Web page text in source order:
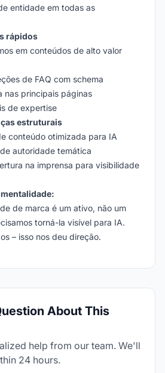
entidade em todas as
rápidos
em conteúdos de alto valor
de FAQ com schema
nas principais páginas
de expertise
estruturais
conteúdo otimizada para IA
autoridade temática
na imprensa para visibilidade
de marca é um ativo, não um
torná-la visível para IA.
– isso nos deu direção.
About This
help from our team. We'll
24 hours.